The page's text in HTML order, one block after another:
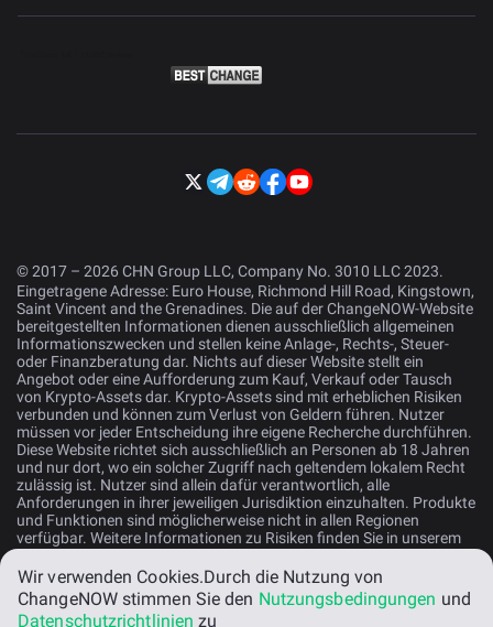
© 2017 – 2026 CHN Group LLC, Company No. 3010 LLC 2023.
Eingetragene Adresse: Euro House, Richmond Hill Road, Kingstown,
Saint Vincent and the Grenadines. Die auf der ChangeNOW-Website
bereitgestellten Informationen dienen ausschließlich allgemeinen
Informationszwecken und stellen keine Anlage-, Rechts-, Steuer-
oder Finanzberatung dar. Nichts auf dieser Website stellt ein
Angebot oder eine Aufforderung zum Kauf, Verkauf oder Tausch
von Krypto-Assets dar. Krypto-Assets sind mit erheblichen Risiken
verbunden und können zum Verlust von Geldern führen. Nutzer
müssen vor jeder Entscheidung ihre eigene Recherche durchführen.
Diese Website richtet sich ausschließlich an Personen ab 18 Jahren
und nur dort, wo ein solcher Zugriff nach geltendem lokalem Recht
zulässig ist. Nutzer sind allein dafür verantwortlich, alle
Anforderungen in ihrer jeweiligen Jurisdiktion einzuhalten. Produkte
und Funktionen sind möglicherweise nicht in allen Regionen
verfügbar. Weitere Informationen zu Risiken finden Sie in unserem
Deutsch
Wir verwenden Cookies.Durch die Nutzung von
ChangeNOW stimmen Sie den Nutzungsbedingungen und
Datenschutzrichtlinien zu